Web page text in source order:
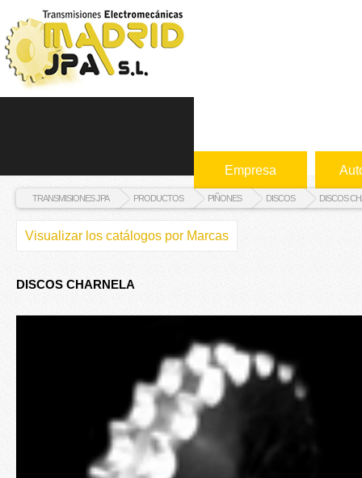
Empresa
TRANSMISIONES JPA PRODUCTOS PIÑONES DISCOS DISCOS
Visualizar los catálogos por Marcas
DISCOS CHARNELA